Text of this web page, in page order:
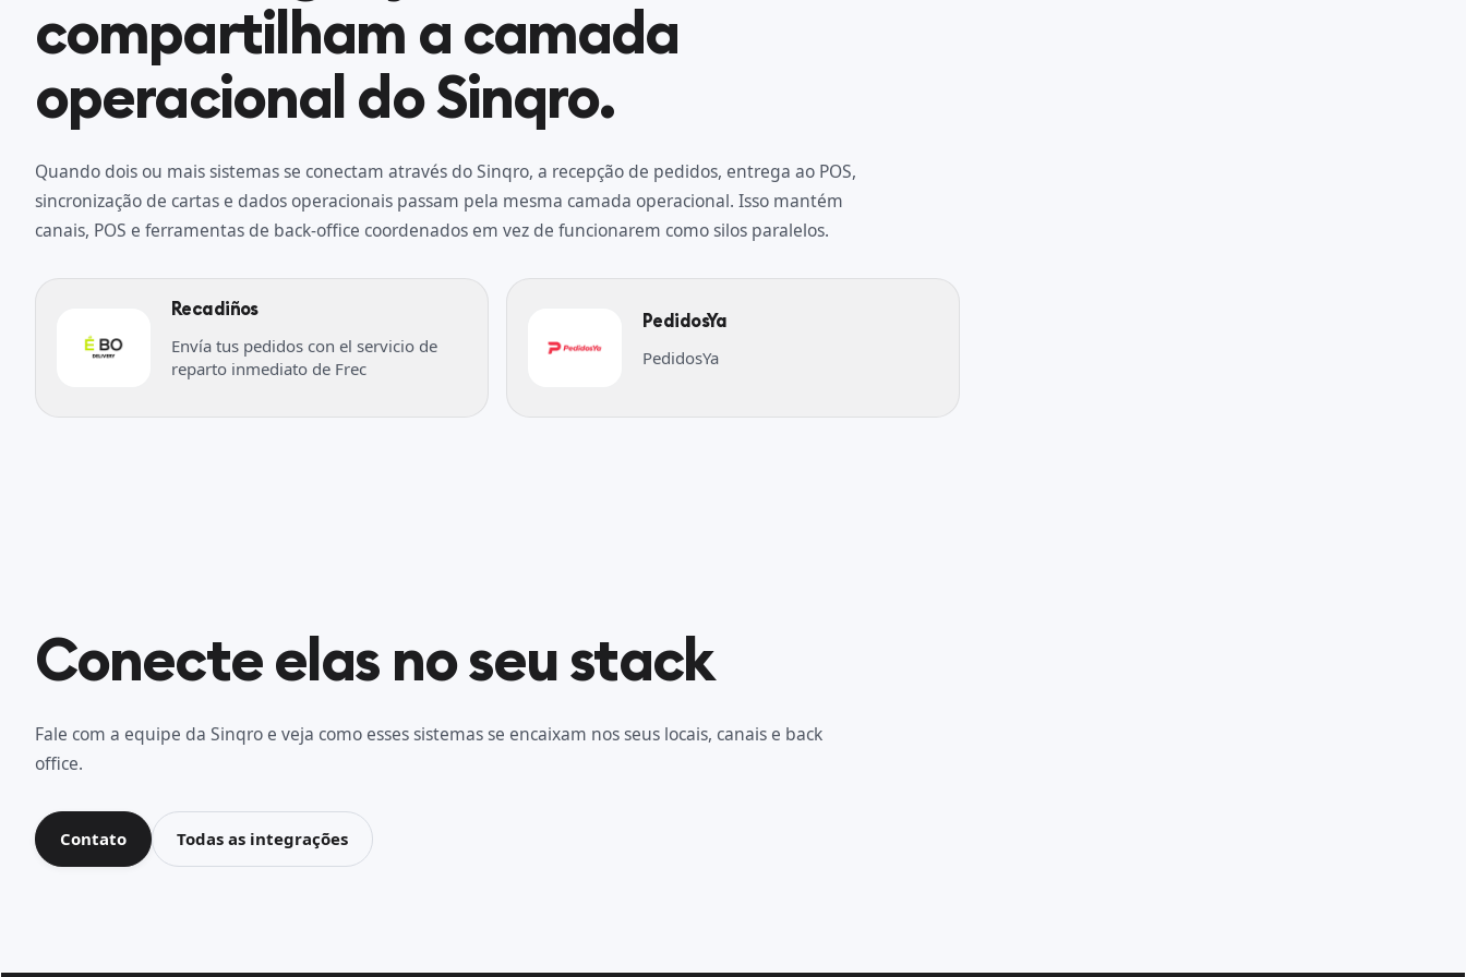
compartilham a camada
operacional do Sinqro.
Quando dois ou mais sistemas se conectam através do Sinqro, a recepção de pedidos, entrega ao POS,
sincronização de cartas e dados operacionais passam pela mesma camada operacional. Isso mantém
canais, POS e ferramentas de back-office coordenados em vez de funcionarem como silos paralelos.
Recadiños
Envía tus pedidos con el servicio de
reparto inmediato de Frec
PedidosYa
PedidosYa
Conecte elas no seu stack
Fale com a equipe da Sinqro e veja como esses sistemas se encaixam nos seus locais, canais e back
office.
Contato Todas as integrações